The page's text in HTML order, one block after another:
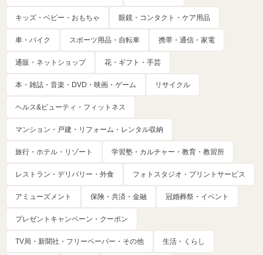
キッズ・ベビー・おもちゃ 眼鏡・コンタクト・ケア用品
車・バイク スポーツ用品・自転車 携帯・通信・家電
通販・ネットショップ 花・ギフト・手芸
本・雑誌・音楽・DVD・映画・ゲーム リサイクル
ヘルス&ビューティ・フィットネス
マンション・戸建・リフォーム・レンタル収納
旅行・ホテル・リゾート 学習塾・カルチャー・教育・教習所
レストラン・デリバリー・外食 フォトスタジオ・プリントサービス
アミューズメント 保険・共済・金融 冠婚葬祭・イベント
プレゼントキャンペーン・クーポン
TV局・新聞社・フリーペーパー・その他 生活・くらし